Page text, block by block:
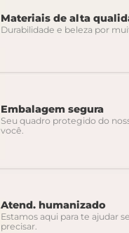
Materiais de alta
Durabilidade e beleza por
Embalagem segura
Seu quadro protegido do
você.
Atend. humanizado
Estamos aqui para te ajudar
precisar.